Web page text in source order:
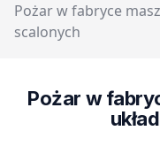
Pożar w fabryce
scalonych
Pożar w